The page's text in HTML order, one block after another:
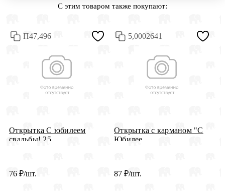
С этим товаром также покупают:
П47,496
Открытка С юбилеем
свадьбы! 25...
76 ₽/шт.
5,0002641
Открытка с карманом "С
Юбилее...
87 ₽/шт.